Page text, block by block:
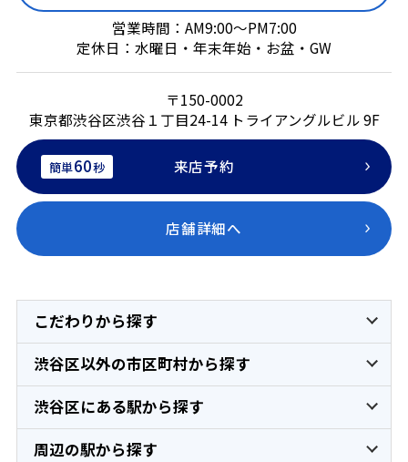
営業時間：AM9:00～PM7:00
定休日：水曜日・年末年始・お盆・GW
〒150-0002
東京都渋谷区渋谷１丁目24-14 トライアングルビル 9F
簡単60秒 来店予約
店舗詳細へ
こだわりから探す
渋谷区以外の市区町村から探す
渋谷区にある駅から探す
周辺の駅から探す